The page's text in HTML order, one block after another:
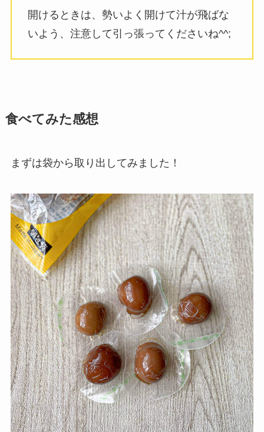
開けるときは、勢いよく開けて汁が飛ばな
いよう、注意して引っ張ってくださいね^^;
食べてみた感想
まずは袋から取り出してみました！